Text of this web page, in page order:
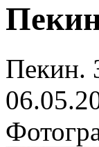
Пекин.